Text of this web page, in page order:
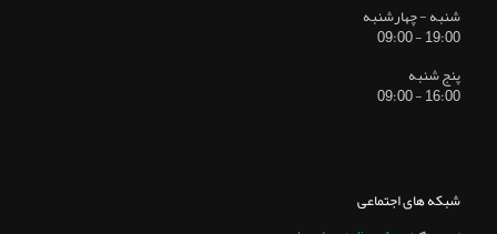
شنبه - چهارشنبه
19:00 - 09:00
پنج شنبه
16:00 - 09:00
شبکه های اجتماعی